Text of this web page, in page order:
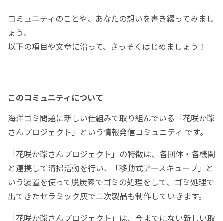
コミュニティのことや、あなたの想いを書き綴ってみまし
ょう。
以下の項目や文章に沿って、さっそくはじめましょう！
このコミュニティについて
海洋ゴミ問題に新しい仕組みで取り組んでいる「花咲か爺
さんプロジェクト」という情報発信コミュニティ です。
「花咲か爺さんプロジェクト」の特徴は、各団体・各機関
と連携して清掃活動を行い、「移動式アースキューブ」と
いう装置を使って脱炭素でゴミの処理をして、ゴミ処理で
出てきたセラミック灰で二次製品も制作していきます。
「花咲か爺さんプロジェクト」は、今までにない新しい取